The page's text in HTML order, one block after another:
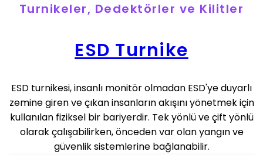
Turnikeler, Dedektörler ve Kilitler
ESD Turnike
ESD turnikesi, insanlı monitör olmadan ESD'ye duyarlı
zemine giren ve çıkan insanların akışını yönetmek için
kullanılan fiziksel bir bariyerdir. Tek yönlü ve çift yönlü
olarak çalışabilirken, önceden var olan yangın ve
güvenlik sistemlerine bağlanabilir.